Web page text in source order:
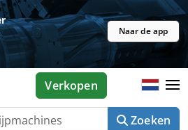
Naar de app
Zoeken
Verkopen